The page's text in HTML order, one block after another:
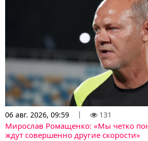
06 авг. 2026, 09:59 131
Мирослав Ромащенко: «Мы четко
ждут совершенно другие скорости»